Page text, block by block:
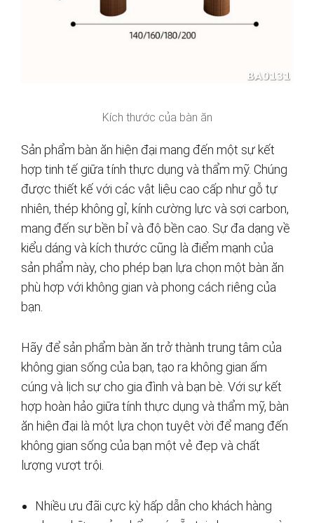
Kích thước của bàn ăn
Sản phẩm bàn ăn hiện đại mang đến một sự kết
hợp tinh tế giữa tính thực dụng và thẩm mỹ. Chúng
được thiết kế với các vật liệu cao cấp như gỗ tự
nhiên, thép không gỉ, kính cường lực và sợi carbon,
mang đến sự bền bỉ và độ bền cao. Sự đa dạng về
kiểu dáng và kích thước cũng là điểm mạnh của
sản phẩm này, cho phép bạn lựa chọn một bàn ăn
phù hợp với không gian và phong cách riêng của
bạn.
Hãy để sản phẩm bàn ăn trở thành trung tâm của
không gian sống của bạn, tạo ra không gian ấm
cúng và lịch sự cho gia đình và bạn bè. Với sự kết
hợp hoàn hảo giữa tính thực dụng và thẩm mỹ, bàn
ăn hiện đại là một lựa chọn tuyệt vời để mang đến
không gian sống của bạn một vẻ đẹp và chất
lượng vượt trội.
Nhiều ưu đãi cực kỳ hấp dẫn cho khách hàng